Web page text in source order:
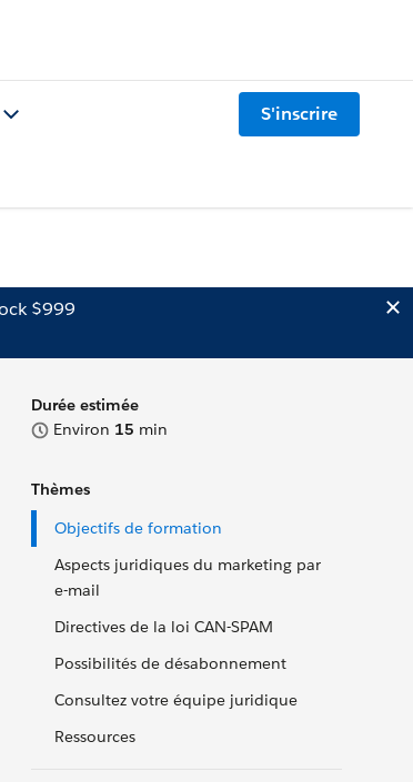
S'inscrire
$999
Durée estimée
Environ 15 min
Thèmes
Objectifs de formation
Aspects juridiques du marketing par
e-mail
Directives de la loi CAN-SPAM
Possibilités de désabonnement
Consultez votre équipe juridique
Ressources